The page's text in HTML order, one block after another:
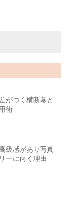
がつく横断幕と
術
級感があり写真
ーに向く理由